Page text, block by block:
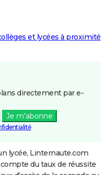
et lycées à proximité
directement par e-
Je m'abonne
lycée, Linternaute.com
du taux de réussite